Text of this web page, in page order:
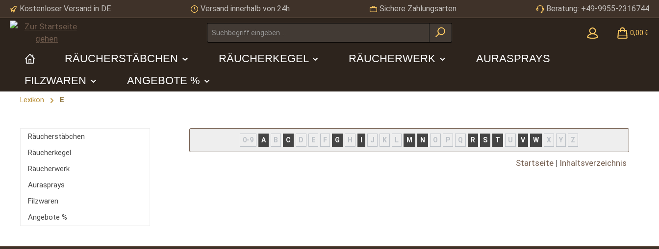
Hauptinhalt springen
Zur Suche springen
Zur Hauptnavigation springen
Kostenloser Versand in DE Versand innerhalb von 24h Sichere Zahlungsarten Beratung: +49-9955-2316744
0,00 €
RÄUCHERSTÄBCHEN RÄUCHERKEGEL RÄUCHERWERK
AURASPRAYS
FILZWAREN
ANGEBOTE %
Lexikon E
Räucherstäbchen
Räucherkegel
Räucherwerk
Aurasprays
Filzwaren
Angebote %
0-9 A B C D E F G H J K L M N O P Q R S T U V W X Y Z
Startseite | Inhaltsverzeichnis